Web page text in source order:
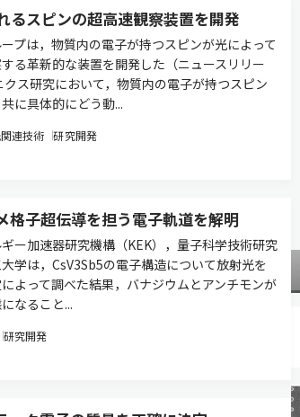
るスピンの超高速観察装置を開発
プは，物質内の電子が持つスピンが光によって
る革新的な装置を開発した（ニュースリリー
ス研究において，物質内の電子が持つスピン
に具体的にどう動...
連技術 研究開発
格子超伝導を担う電子軌道を解明
ー加速器研究機構（KEK），量子科学技術研究
学は，CsV3Sb5の電子構造について放射光を
よって調べた結果，バナジウムとアンチモンが
なること...
研究開発